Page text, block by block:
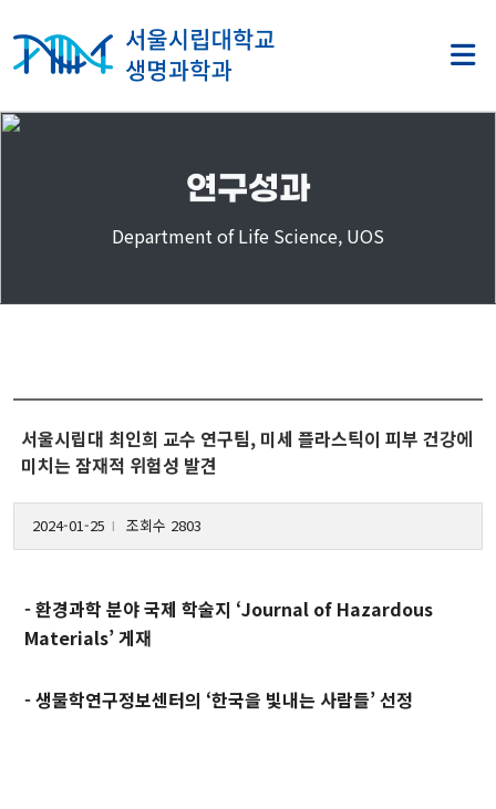
연구성과
Department of Life Science, UOS
서울시립대 최인희 교수 연구팀, 미세 플라스틱이 피부 건강에
미치는 잠재적 위험성 발견
2024-01-25 조회수 2803
- 환경과학 분야 국제 학술지 ‘Journal of Hazardous
Materials’ 게재
- 생물학연구정보센터의 ‘한국을 빛내는 사람들’ 선정